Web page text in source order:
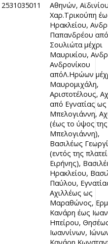
2531035011
Αθηνών,
Χαρ.Τρικούπη
Ηρακλείου,
Παπανδρέου από
Σουλιώτα μέχρι
Μαυρικίου,
Ανδρονίκου
απόΛ.Ηρώων
Μαυρομιχάλη,
Αριστοτέλους,
από Εγνατίας ως
Μπελογιάννη,
(έως το ύψος της
Μπελογιάννη),
Βασιλέως
(εντός της
Ειρήνης),
Ηρακλείου,
Παύλου,
Αχιλλέως ως
Μαραθώνος,
Κανάρη έως
Ηπείρου,
Ιωαννίνων,